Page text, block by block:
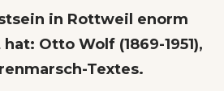
in Rottweil enorm
Otto Wolf (1869-1951),
Textes.